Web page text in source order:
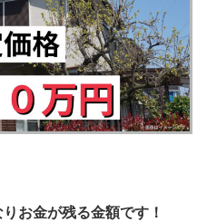
お金が残る金額です！